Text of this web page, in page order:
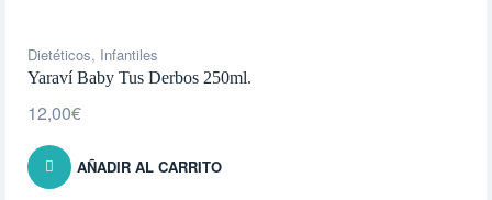
Dietéticos, Infantiles
Yaraví Baby Tus Derbos 250ml.
12,00€
AÑADIR AL CARRITO